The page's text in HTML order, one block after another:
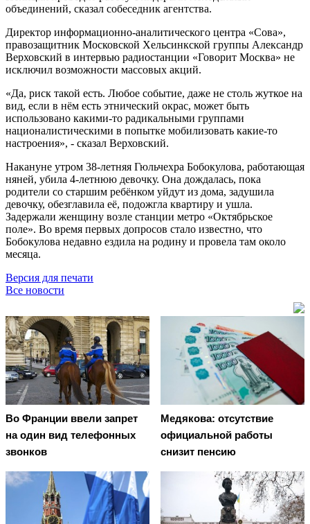
объединений, сказал собеседник агентства.
Директор информационно-аналитического центра «Сова»,
правозащитник Московской Хельсинкской группы Александр
Верховский в интервью радиостанции «Говорит Москва» не
исключил возможности массовых акций.
«Да, риск такой есть. Любое событие, даже не столь жуткое на
вид, если в нём есть этнический окрас, может быть
использовано какими-то радикальными группами
националистическими в попытке мобилизовать какие-то
настроения», - сказал Верховский.
Накануне утром 38-летняя Гюльчехра Бобокулова, работающая
няней, убила 4-летнюю девочку. Она дождалась, пока
родители со старшим ребёнком уйдут из дома, задушила
девочку, обезглавила её, подожгла квартиру и ушла.
Задержали женщину возле станции метро «Октябрьское
поле». Во время первых допросов стало известно, что
Бобокулова недавно ездила на родину и провела там около
месяца.
Версия для печати
Все новости
Во Франции ввели запрет
на один вид телефонных
звонков
Медякова: отсутствие
официальной работы
снизит пенсию